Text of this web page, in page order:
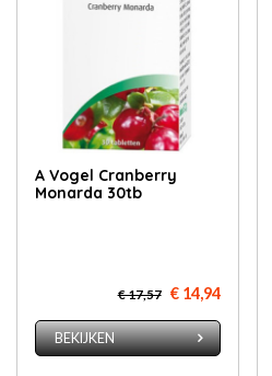
A Vogel Cranberry
Monarda 30tb
€ 17,57 € 14,94
BEKIJKEN